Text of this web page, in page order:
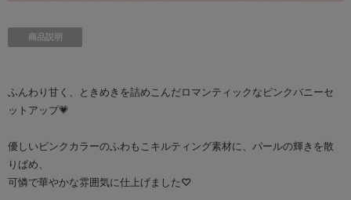
商品説明
ふんわり甘く、ときめきを詰めこんだロマンティックなピンクバニーセ
ットアップ💗
優しいピンクカラーのふわもこキルティング素材に、パールの輝きを散
りばめ、
可憐で華やかな雰囲気に仕上げました♡